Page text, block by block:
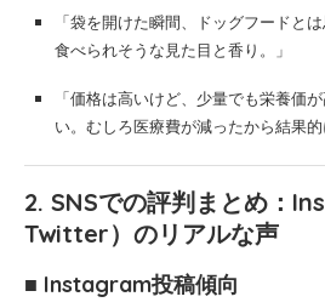
「袋を開けた瞬間、ドッグフードと
食べられそうな見た目と香り。」
「価格は高いけど、少量でも栄養価
い。むしろ医療費が減ったから結果的
2. SNSでの評判まとめ：
Twitter）のリアルな声
■ Instagram投稿傾向